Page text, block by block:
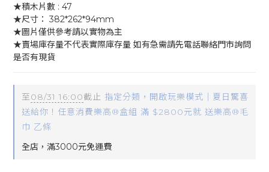
★積木片數 : 47
★尺寸： 382*262*94mm
★圖片僅供參考請以實物為主
★賣場庫存量不代表實際庫存量 如有急需請先電話聯絡門市詢問
是否有現貨
至08/31 16:00截止 指定分類，開啟玩樂模式｜夏日驚喜
送給你！任意消費樂高®盒組 滿 $2800元就 送樂高®毛
巾 乙條
全店，滿3000元免運費